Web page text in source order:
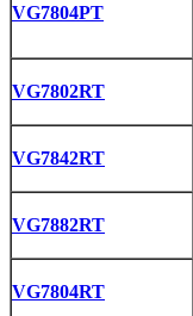
VG7804PT
VG7802RT
VG7842RT
VG7882RT
VG7804RT